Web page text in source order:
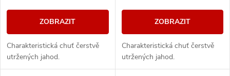
ZOBRAZIT
Charakteristická chuť čerstvě
utržených jahod.
ZOBRAZIT
Charakteristická chuť čerstvě
utržených jahod.